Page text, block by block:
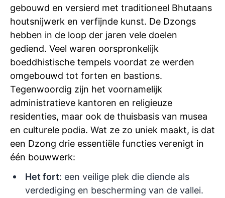
gebouwd en versierd met traditioneel Bhutaans
houtsnijwerk en verfijnde kunst. De Dzongs
hebben in de loop der jaren vele doelen
gediend. Veel waren oorspronkelijk
boeddhistische tempels voordat ze werden
omgebouwd tot forten en bastions.
Tegenwoordig zijn het voornamelijk
administratieve kantoren en religieuze
residenties, maar ook de thuisbasis van musea
en culturele podia. Wat ze zo uniek maakt, is dat
een Dzong drie essentiële functies verenigt in
één bouwwerk:
Het fort: een veilige plek die diende als
verdediging en bescherming van de vallei.